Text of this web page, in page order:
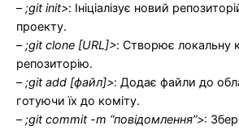
–;git init>: Ініціалізує новий
проекту.
–;git clone [URL]>: Створює локальну
репозиторію.
–;git add [файл]>: Додає файли до
готуючи їх до коміту.
–;git commit -m “повідомлення”>: